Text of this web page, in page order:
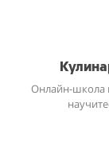
Онлайн-школа